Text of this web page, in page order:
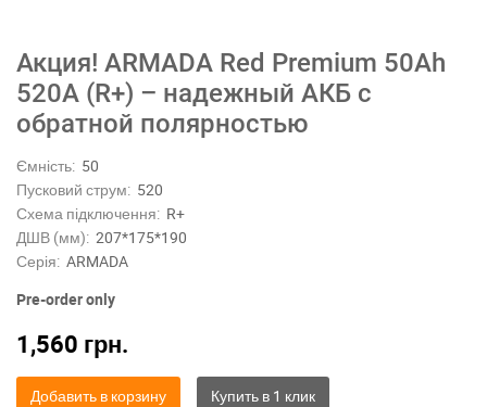
Акция! ARMADA Red Premium 50Аh
520A (R+) – надежный АКБ с
обратной полярностью
Ємність: 50
Пусковий струм: 520
Схема підключення: R+
ДШВ (мм): 207*175*190
Серія: ARMADA
Pre-order only
1,560 грн.
Добавить в корзину